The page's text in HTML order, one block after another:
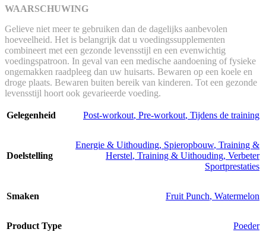
WAARSCHUWING
Gelieve niet meer te gebruiken dan de dagelijks aanbevolen
hoeveelheid. Het is belangrijk dat u voedingssupplementen
combineert met een gezonde levensstijl en een evenwichtig
voedingspatroon. In geval van een medische aandoening of fysieke
ongemakken raadpleeg dan uw huisarts. Bewaren op een koele en
droge plaats. Bewaren buiten bereik van kinderen. Tot een gezonde
levensstijl hoort ook gevarieerde voeding.
Gelegenheid Post-workout, Pre-workout, Tijdens de training
Doelstelling
Energie & Uithouding, Spieropbouw, Training &
Herstel, Training & Uithouding, Verbeter
Sportprestaties
Smaken Fruit Punch, Watermelon
Product Type Poeder